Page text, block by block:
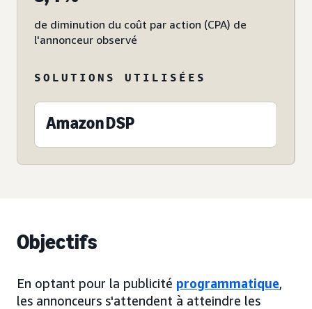
de diminution du coût par action (CPA) de
l'annonceur observé
SOLUTIONS UTILISÉES
Amazon DSP
Objectifs
En optant pour la publicité programmatique,
les annonceurs s'attendent à atteindre les